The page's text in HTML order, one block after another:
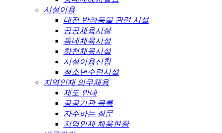
시설이용
대전 반려동물 관련 시설
공공체육시설
동네체육시설
하천체육시설
시설이용신청
청소년수련시설
지역인재 의무채용
제도 안내
공공기관 목록
자주하는 질문
지역인재 채용현황